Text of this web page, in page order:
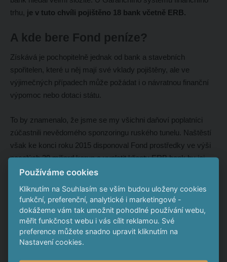
trhu, je v tuto chvíli pojištěno 18 bank včetně ERB.
A kde bere Fond peníze?
Získává je pochopitelně jednak od bank a stavebních
spořitelen, které u něj mají své vklady pojištěny, ale ve
výjimečných případech může požádat i o návratnou finanční
výpomoc nebo dotaci státu.
To by znamenalo, že jsme se my všichni daňoví poplatníci
zúčastnili nevědomého sponzoringu ruského tunelu. Naštěstí
však ke konci roku 2015 disponoval Fond prostředky ve výši
necelých 30 miliard korun a vyplatit klienty ERB bank by jej
mělo stát „jen“ 3,5 miliardy korun. Banka však vedla
eur)a těchto
86 klientů své peníze zřejmě už nikdy neuvidí.
Něco jako absolutní garance na finančním trhu zkrátka
neexistuje a je lepší si o osudu svých financí rozhodovat sám
za sebe.Proč nechat banku vydělávat na vašich penězích,
když to můžete dělat sami?
Používáme cookies
Kliknutím na Souhlasím se vším budou uloženy cookies
funkční, preferenční, analytické i marketingové -
dokážeme vám tak umožnit pohodlné používání webu,
měřit funkčnost webu i vás cílit reklamou. Své
preference můžete snadno upravit kliknutím na
Nastavení cookies.